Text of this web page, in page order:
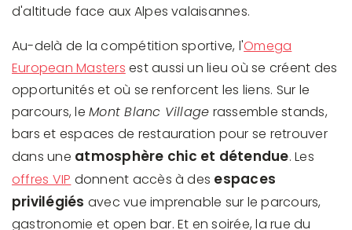
d'altitude face aux Alpes valaisannes.
Au-delà de la compétition sportive, l'Omega
European Masters est aussi un lieu où se créent des
opportunités et où se renforcent les liens. Sur le
parcours, leMont Blanc Village rassemble stands,
bars et espaces de restauration pour se retrouver
dans une atmosphère chic et détendue. Les
offres VIP donnent accès à des espaces
privilégiés avec vue imprenable sur le parcours,
gastronomie et open bar. Et en soirée, la rue du